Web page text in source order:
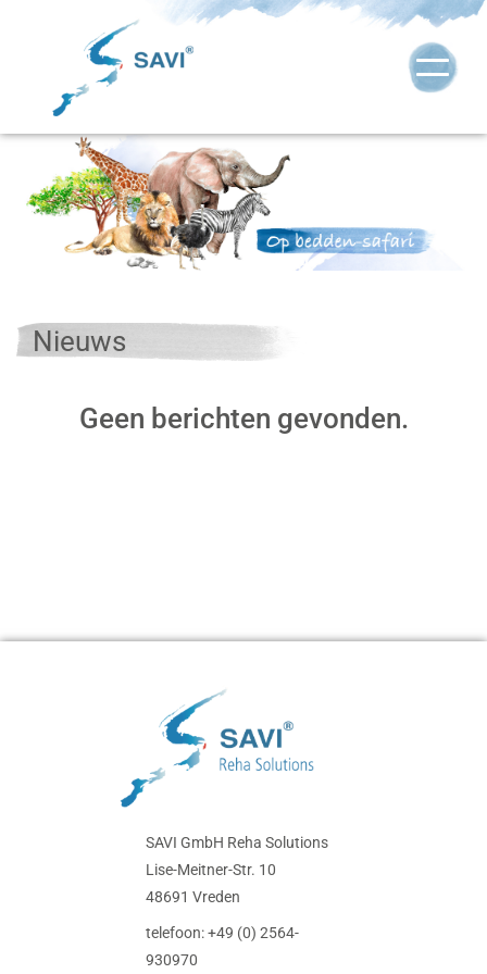
Nieuws
Geen berichten gevonden.
SAVI GmbH Reha Solutions
Lise-Meitner-Str. 10
48691 Vreden
telefoon: +49 (0) 2564-
930970